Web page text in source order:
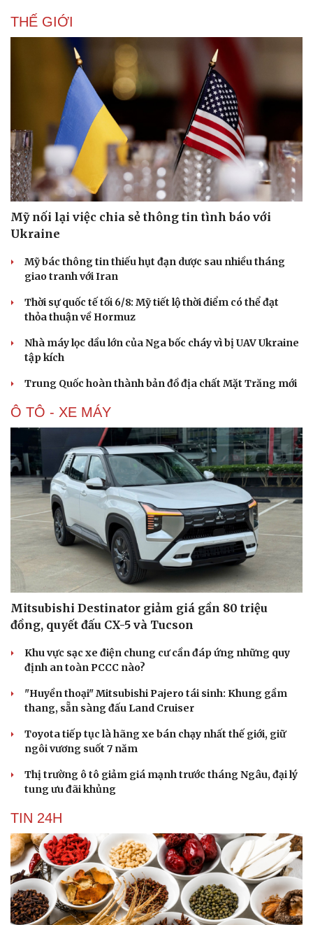
Văn hóa
Sân khấu - Điện ảnh
Văn học
Di sản
Giải trí
Nghệ sĩ
Thời trang
Sao Việt
THẾ GIỚI
Mỹ nối lại việc chia sẻ thông tin tình báo với
Ukraine
Mỹ bác thông tin thiếu hụt đạn dược sau nhiều tháng
giao tranh với Iran
Thời sự quốc tế tối 6/8: Mỹ tiết lộ thời điểm có thể đạt
thỏa thuận về Hormuz
Nhà máy lọc dầu lớn của Nga bốc cháy vì bị UAV Ukraine
tập kích
Trung Quốc hoàn thành bản đồ địa chất Mặt Trăng mới
Ô TÔ - XE MÁY
Mitsubishi Destinator giảm giá gần 80 triệu
đồng, quyết đấu CX-5 và Tucson
Khu vực sạc xe điện chung cư cần đáp ứng những quy
định an toàn PCCC nào?
"Huyền thoại" Mitsubishi Pajero tái sinh: Khung gầm
thang, sẵn sàng đấu Land Cruiser
Toyota tiếp tục là hãng xe bán chạy nhất thế giới, giữ
ngôi vương suốt 7 năm
Thị trường ô tô giảm giá mạnh trước tháng Ngâu, đại lý
tung ưu đãi khủng
TIN 24H